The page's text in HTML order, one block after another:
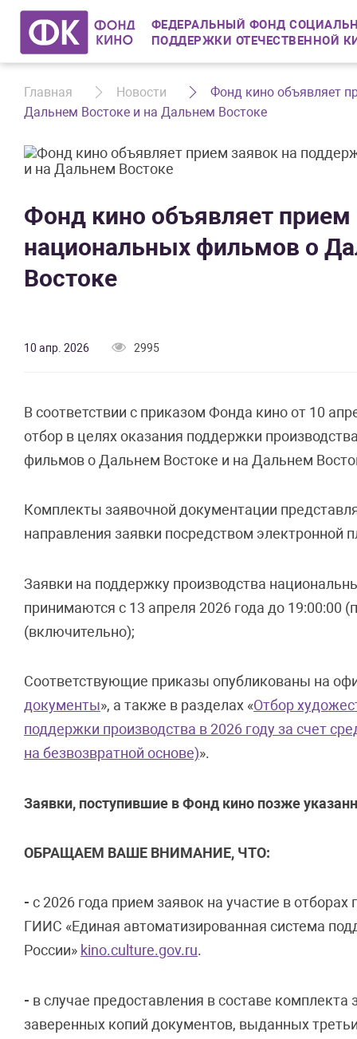
ФЕДЕРАЛЬНЫЙ ФОНД
ПОДДЕРЖКИ ОТЕЧЕСТВЕННОЙ
Главная Новости
Фонд кино объявляет
Дальнем Востоке и на Дальнем Востоке
Фонд кино объявляет
национальных фильмов о
Востоке
10 апр. 2026 2995
В соответствии с приказом Фонда кино от 10
отбор в целях оказания поддержки
фильмов о Дальнем Востоке и на Дальнем
Комплекты заявочной документации
направления заявки посредством электронной
Заявки на поддержку производства
принимаются с 13 апреля 2026 года до 19:00:00
(включительно);
Соответствующие приказы опубликованы на
документы», а также в разделах «Отбор
поддержки производства в 2026 году за счет
на безвозвратной основе)».
Заявки, поступившие в Фонд кино позже
ОБРАЩАЕМ ВАШЕ ВНИМАНИЕ, ЧТО:
- с 2026 года прием заявок на участие в
ГИИС «Единая автоматизированная система
России» kino.culture.gov.ru.
- в случае предоставления в составе
заверенных копий документов, выданных